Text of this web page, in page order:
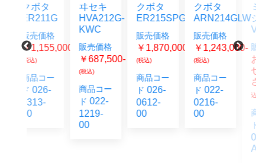
ヰセキ
HVA212G-
KWC
販売価格
￥687,500-
商品コー
ド
クボタ
ER215SPGW
販売価格
￥1,870,000-
(税込)
ド026-
0612-
00
クボタ
ARN214GLW
販売価格
￥1,243,000-
商品コー
ド022-
0216-
ミツビ
シ
VS231G
販売価格
さい
込)